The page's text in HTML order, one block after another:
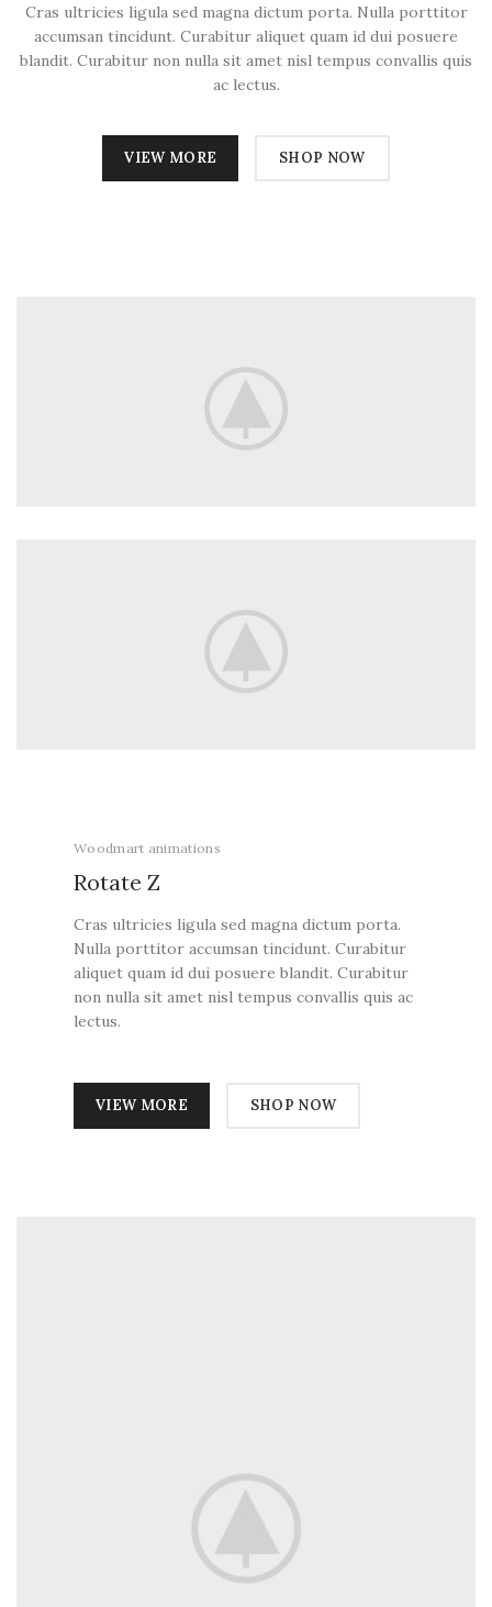
Cras ultricies ligula sed magna dictum porta. Nulla porttitor
accumsan tincidunt. Curabitur aliquet quam id dui posuere
blandit. Curabitur non nulla sit amet nisl tempus convallis quis
ac lectus.
VIEW MORE SHOP NOW
Woodmart animations
RotateZ
Cras ultricies ligula sed magna dictum porta.
Nulla porttitor accumsan tincidunt. Curabitur
aliquet quam id dui posuere blandit. Curabitur
non nulla sit amet nisl tempus convallis quis ac
lectus.
VIEW MORE SHOP NOW